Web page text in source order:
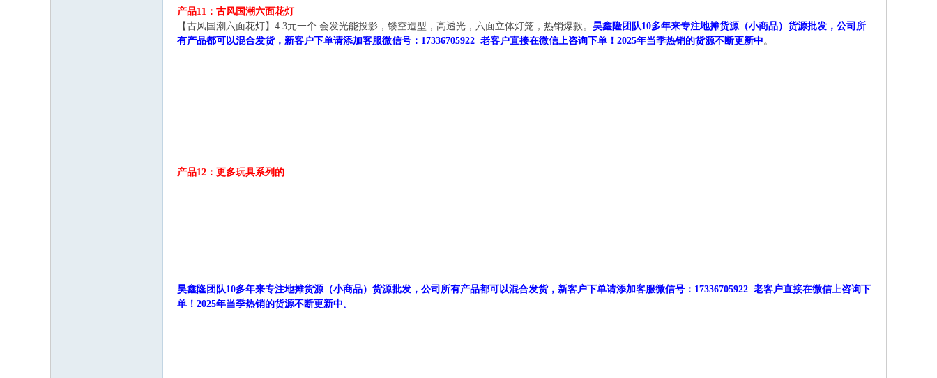
产品11：古风国潮六面花灯
【古风国潮六面花灯】4.3元一个.会发光能投影，镂空造型，高透光，六面立体灯笼，热销爆款。 昊鑫隆团队10多年来专注地摊货源（小商品）货源批发，公司所
有产品都可以混合发货，新客户下单请添加客服微信号：17336705922 老客户直接在微信上咨询下单！2025年当季热销的货源不断更新中。
产品12：更多玩具系列的
昊鑫隆团队10多年来专注地摊货源（小商品）货源批发，公司所有产品都可以混合发货，新客户下单请添加客服微信号：17336705922 老客户直接在微信上咨询下
单！2025年当季热销的货源不断更新中。